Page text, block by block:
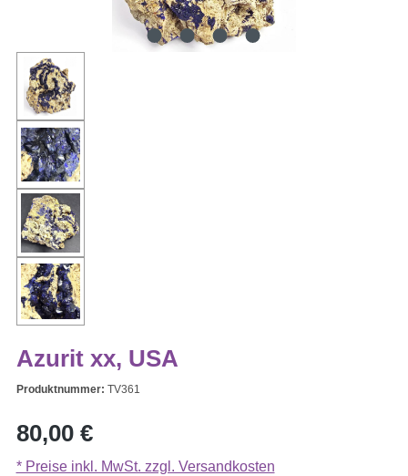
Azurit xx, USA
Produktnummer: TV361
Regulärer Preis:
80,00 €
* Preise inkl. MwSt. zzgl. Versandkosten